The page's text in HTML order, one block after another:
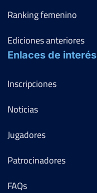
Ranking femenino
Ediciones anteriores
Enlaces de interés
Inscripciones
Noticias
Jugadores
Patrocinadores
FAQs